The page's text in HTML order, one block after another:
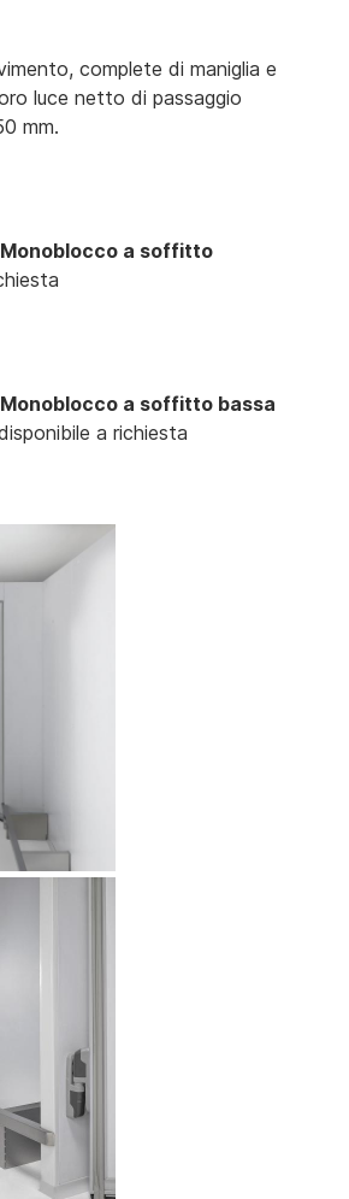
complete di maniglia e
luce netto di passaggio
mm.
Monoblocco a soffitto
Monoblocco a soffitto bassa
a richiesta